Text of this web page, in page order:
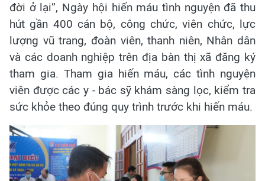
đời ở lại”, Ngày hội hiến máu tình nguyện đã thu
hút gần 400 cán bộ, công chức, viên chức, lực
lượng vũ trang, đoàn viên, thanh niên, Nhân dân
và các doanh nghiệp trên địa bàn thị xã đăng ký
tham gia. Tham gia hiến máu, các tình nguyện
viên được các y - bác sỹ khám sàng lọc, kiểm tra
sức khỏe theo đúng quy trình trước khi hiến máu.